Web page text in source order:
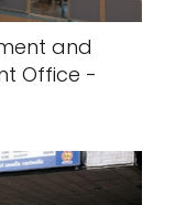
and
Office -